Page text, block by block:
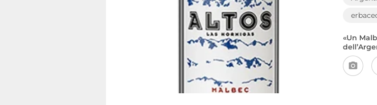
«Un